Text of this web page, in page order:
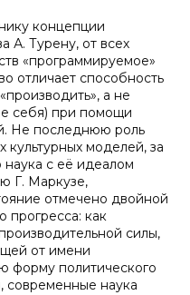
концепции
А. Турену, от всех
«программируемое»
отличает способность
а не
себя) при помощи
Не последнюю роль
культурных моделей, за
наука с её идеалом
Г. Маркузе,
отмечено двойной
прогресса: как
силы,
от имени
форму политического
современные наука